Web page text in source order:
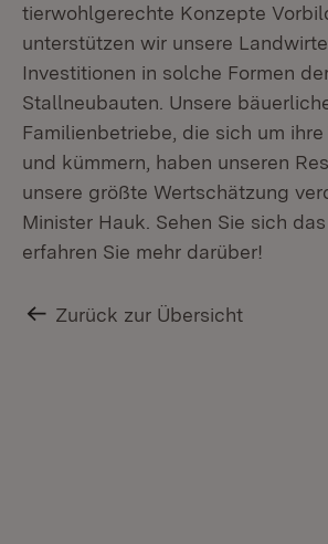
tierwohlgerechte Konzepte
unterstützen wir unsere
Investitionen in solche Formen
Stallneubauten. Unsere
Familienbetriebe, die sich um ihre
und kümmern, haben unseren
unsere größte Wertschätzung
Minister Hauk. Sehen Sie sich
erfahren Sie mehr darüber!
Zurück zur Übersicht